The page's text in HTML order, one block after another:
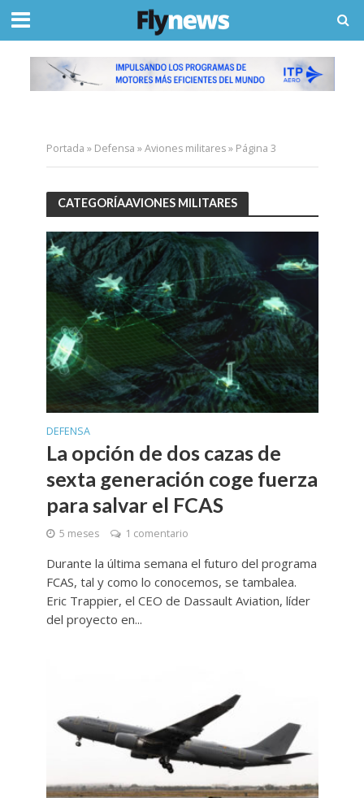
Portada » Defensa »Aviones militares» Página 3
CATEGORÍAAVIONES MILITARES
DEFENSA
La opción de dos cazas de
sexta generación coge fuerza
para salvar el FCAS
5 meses 1 comentario
Durante la última semana el futuro del programa
FCAS, tal y como lo conocemos, se tambalea.
Eric Trappier, el CEO de Dassault Aviation, líder
del proyecto en...